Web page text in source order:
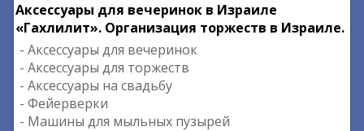
Аксессуары для вечеринок в Израиле
«Гахлилит». Организация торжеств в Израиле.
- Аксессуары для вечеринок
- Аксессуары для торжеств
- Аксессуары на свадьбу
- Фейерверки
- Машины для мыльных пузырей